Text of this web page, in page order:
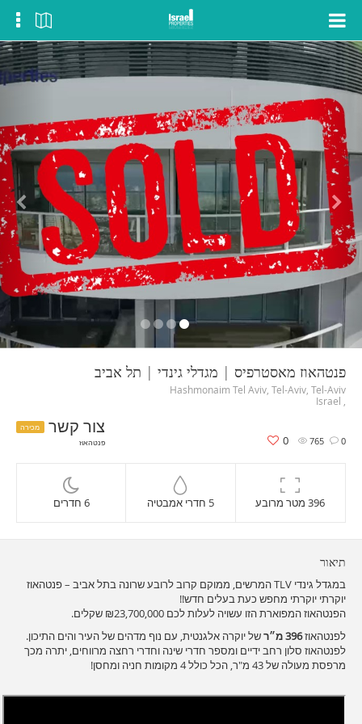
פנטהאוז מאסטרפיס | מגדלי גינדי | תל אביב
Hashmonaim Tel Aviv, Tel-Aviv, Tel-Aviv
צור קשר מכירה
פנטהאוז
765 0
0
6 חדרים 5 חדרי אמבטיה 396 מטר מרובע
תיאור
במגדל גינדי TLV המרשים, ממוקם קרוב לרובע שרונה בתל אביב – פנטהאוז
יוקרתי יוקרתי מחפש כעת בעלים חדש!!
הפנטהאוז המפוארת הזו עשויה לעלות לכם ₪23,700,000 שקלים.
לפנטהאוז396 מ״ר
של יוקרה אלגנטית, עם נוף מדהים של העיר והים התיכון.
לפנטהאוז סלון רחב ידיים ומספר חדרי שינה וחדרי רחצה מרווחים, יתרה מכך
מרפסת מעולה של 43 מ"ר, הכל כולל 4 מקומות חניה ומחסן!